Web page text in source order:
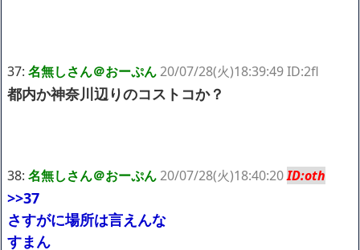
37: 名無しさん＠おーぷん20/07/28(火)18:39:49 ID:2fl
都内か神奈川辺りのコストコか？
38: 名無しさん＠おーぷん20/07/28(火)18:40:20ID:oth
>>37
さすがに場所は言えんな
すまん